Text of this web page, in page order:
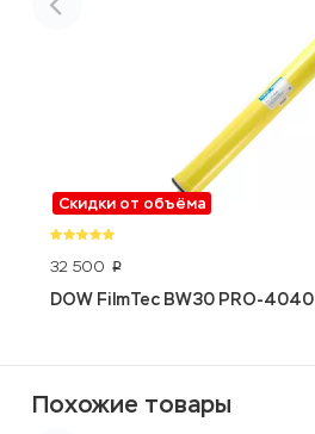
Скидки от объёма
32 500 p
DOW FilmTec BW30 PRO-4040
Похожие товары